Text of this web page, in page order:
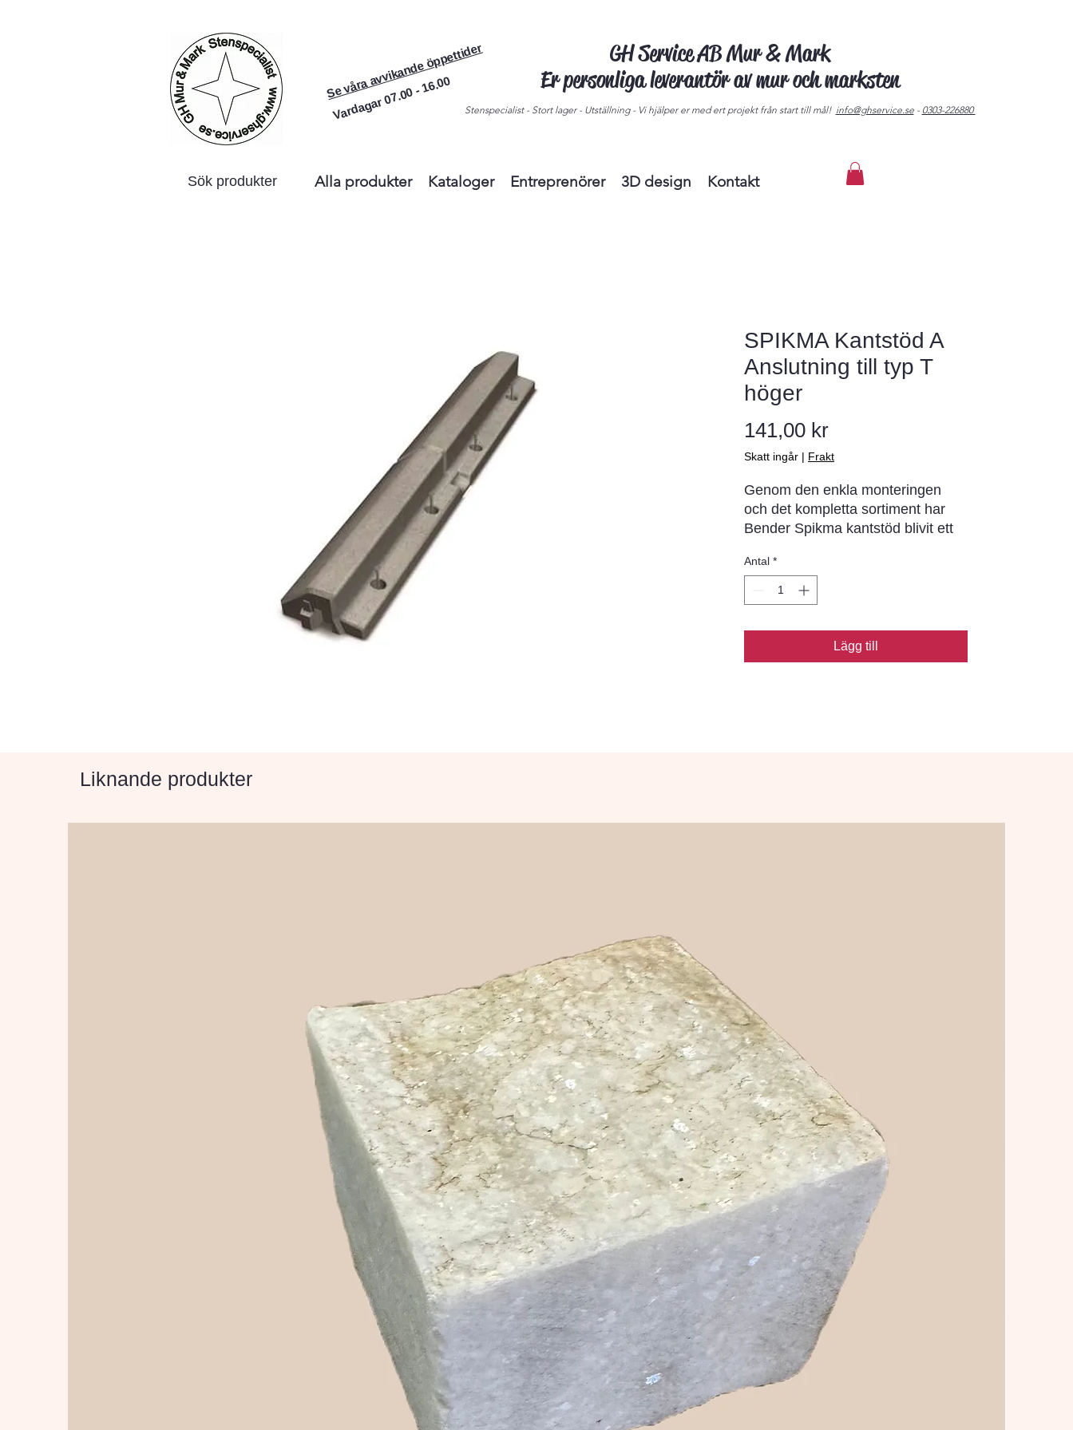
Se våra avvikande öppettider
Vardagar 07.00 - 16.00
GH Service AB Mur & Mark
Er personliga leverantör av mur och marksten
Stenspecialist - Stort lager - Utställning - Vi hjälper er med ert projekt från start till mål! info@ghservice.se- 0303-226880
Alla produkter Kataloger Entreprenörer 3D design Kontakt
Sök produkter
SPIKMA Kantstöd A
Anslutning till typ T
höger
141,00 krPris
Skatt ingår | Frakt
Genom den enkla monteringen
och det kompletta sortiment har
Bender Spikma kantstöd blivit ett
stöd sitter förmonterade
rostskyddade stålspikar (ej i stöd
för limning) som drivs ner i
stabil infästning och möjliggör
montering året runt.
Antal *
Lägg till
Liknande produkter